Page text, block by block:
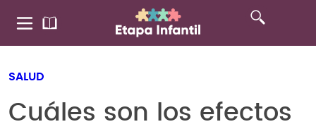
SALUD
Cuáles son los efectos